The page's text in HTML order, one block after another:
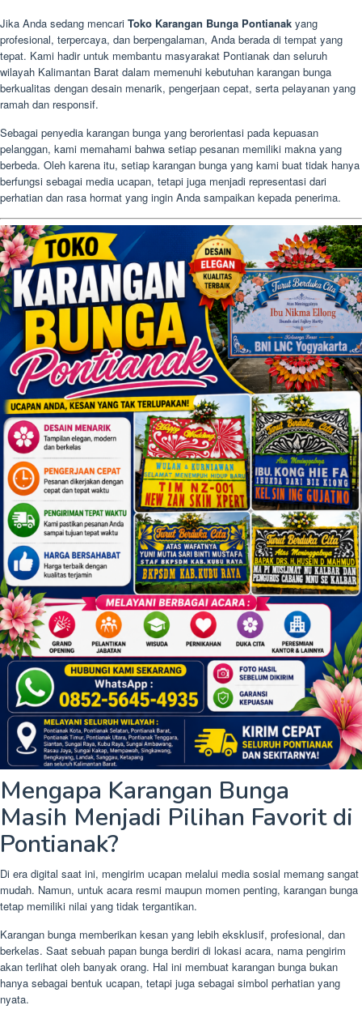
Jika Anda sedang mencari Toko Karangan Bunga Pontianak yang
profesional, terpercaya, dan berpengalaman, Anda berada di tempat yang
tepat. Kami hadir untuk membantu masyarakat Pontianak dan seluruh
wilayah Kalimantan Barat dalam memenuhi kebutuhan karangan bunga
berkualitas dengan desain menarik, pengerjaan cepat, serta pelayanan yang
ramah dan responsif.
Sebagai penyedia karangan bunga yang berorientasi pada kepuasan
pelanggan, kami memahami bahwa setiap pesanan memiliki makna yang
berbeda. Oleh karena itu, setiap karangan bunga yang kami buat tidak hanya
berfungsi sebagai media ucapan, tetapi juga menjadi representasi dari
perhatian dan rasa hormat yang ingin Anda sampaikan kepada penerima.
Mengapa Karangan Bunga
Masih Menjadi Pilihan Favorit di
Pontianak?
Di era digital saat ini, mengirim ucapan melalui media sosial memang sangat
mudah. Namun, untuk acara resmi maupun momen penting, karangan bunga
tetap memiliki nilai yang tidak tergantikan.
Karangan bunga memberikan kesan yang lebih eksklusif, profesional, dan
berkelas. Saat sebuah papan bunga berdiri di lokasi acara, nama pengirim
akan terlihat oleh banyak orang. Hal ini membuat karangan bunga bukan
hanya sebagai bentuk ucapan, tetapi juga sebagai simbol perhatian yang
nyata.